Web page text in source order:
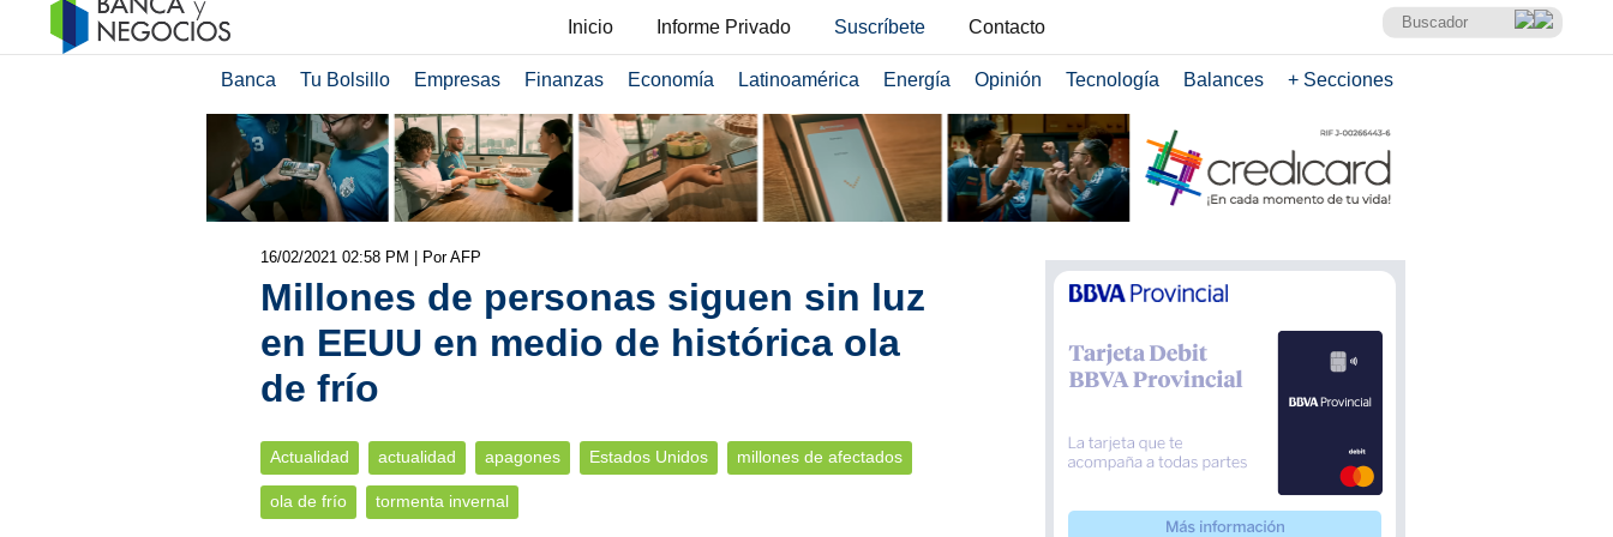
Inicio Informe Privado Suscríbete Contacto
Banca Tu Bolsillo Empresas Finanzas Economía Latinoamérica Energía Opinión Tecnología Balances + Secciones
16/02/2021 02:58 PM | Por AFP
Millones de personas siguen sin luz
en EEUU en medio de histórica ola
de frío
Actualidad actualidad apagones Estados Unidos millones de afectados
ola de frío tormenta invernal